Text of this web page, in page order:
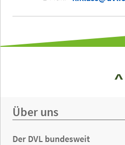
Über uns
Der DVL bundesweit